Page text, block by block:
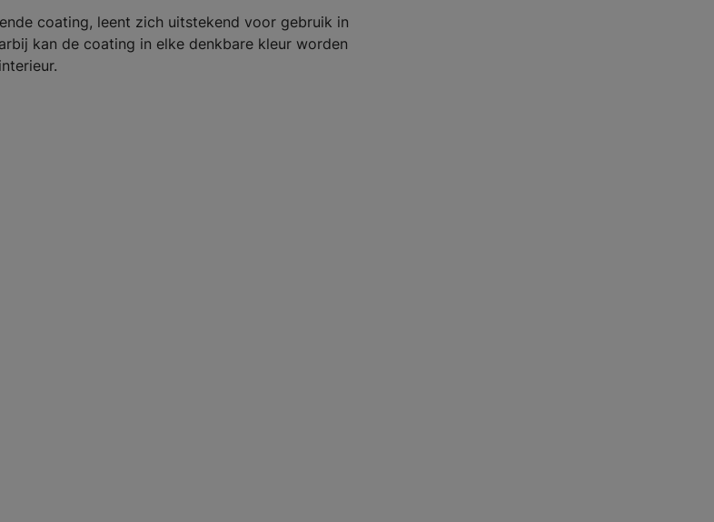
coating, leent zich uitstekend voor gebruik in
kan de coating in elke denkbare kleur worden